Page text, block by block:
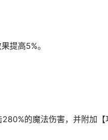
提高5%。
的魔法伤害，并附加【